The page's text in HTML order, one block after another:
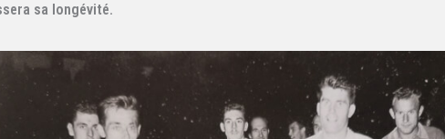
sa longévité.